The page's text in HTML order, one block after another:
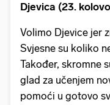
Djevica (23.
Volimo Djevice jer
Svjesne su koliko
Također, skromne
glad za učenjem
pomoći u gotovo